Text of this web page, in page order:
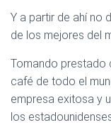
Y a partir de ahí no
de los mejores del
Tomando prestado
café de todo el
empresa exitosa y
los